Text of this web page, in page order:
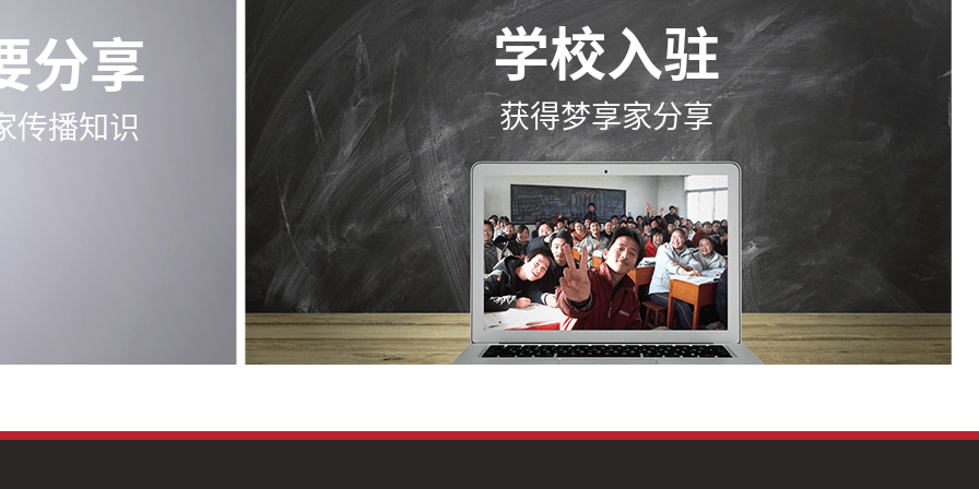
分享
传播知识
学校入驻
获得梦享家分享